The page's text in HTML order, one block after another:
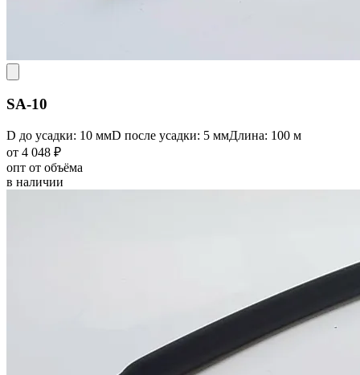
SA-10
D до усадки: 10 ммD после усадки: 5 ммДлина: 100 м
от 4 048 ₽
опт от объёма
в наличии